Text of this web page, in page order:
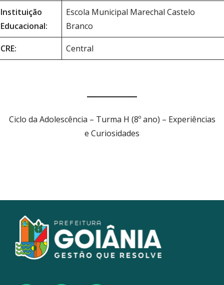
Instituição
Educacional:
Escola Municipal Marechal Castelo
Branco
CRE: Central
Ciclo da Adolescência – Turma H (8º ano) – Experiências
e Curiosidades